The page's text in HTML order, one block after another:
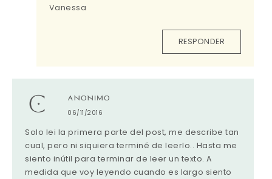
Vanessa
RESPONDER
ANONIMO
06/11/2016
Solo lei la primera parte del post, me describe tan
cual, pero ni siquiera terminé de leerlo.. Hasta me
siento inútil para terminar de leer un texto. A
medida que voy leyendo cuando es largo siento